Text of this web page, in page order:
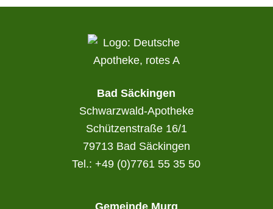
Bad Säckingen
Schwarzwald-Apotheke
Schützenstraße 16/1
79713 Bad Säckingen
Tel.: +49 (0)7761 55 35 50
Gemeinde Murg